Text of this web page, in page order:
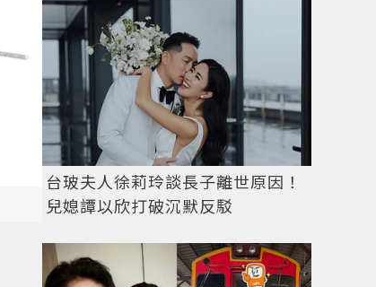
台玻夫人徐莉玲談長子離世原因！
兒媳譚以欣打破沉默反駁